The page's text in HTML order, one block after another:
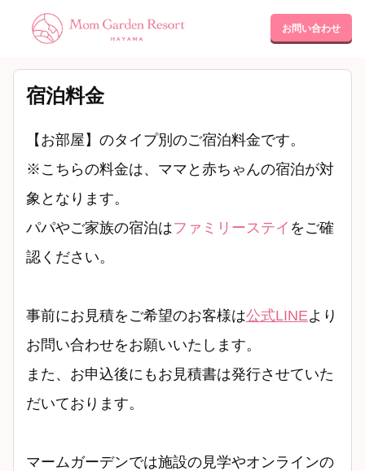
お問い合わせ
宿泊料金
【お部屋】のタイプ別のご宿泊料金です。
※こちらの料金は、ママと赤ちゃんの宿泊が対
象となります。
パパやご家族の宿泊はファミリーステイ をご確
認ください。
事前にお見積をご希望のお客様は公式LINEより
お問い合わせをお願いいたします。
また、お申込後にもお見積書は発行させていた
だいております。
マームガーデンでは施設の見学やオンラインの